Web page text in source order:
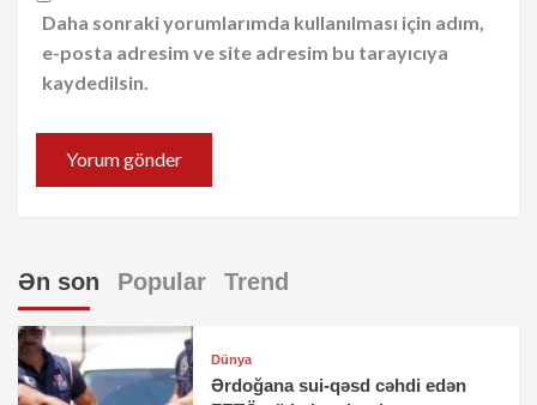
Daha sonraki yorumlarımda kullanılması için adım,
e-posta adresim ve site adresim bu tarayıcıya
kaydedilsin.
Ən son Popular Trend
Dünya
Ərdoğana sui-qəsd cəhdi edən